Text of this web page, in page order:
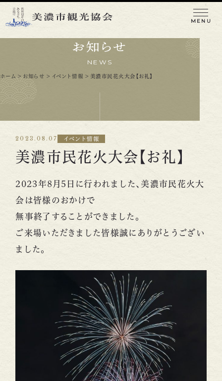
MENU
魅力を知る
お知らせ アクセス
会員一覧・入会のご案内 観光パンフレット
観光写真ダウンロード お問い合わせ
お知らせ
NEWS
ホーム > お知らせ > イベント情報 > 美濃市民花火大会【お礼】
2023.08.07 イベント情報
美濃市民花火大会【お礼】
2023年8月5日に行われました、美濃市民花火大
会は皆様のおかけで
無事終了することができました。
ご来場いただきました皆様誠にありがとうござい
ました。